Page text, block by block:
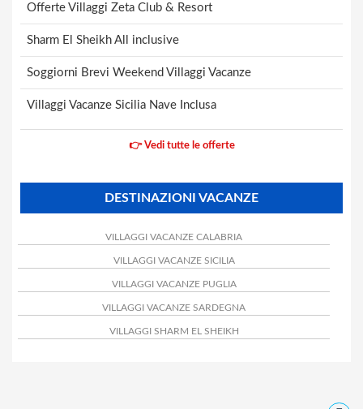
Offerte Villaggi Zeta Club & Resort
Sharm El Sheikh All inclusive
Soggiorni Brevi Weekend Villaggi Vacanze
Villaggi Vacanze Sicilia Nave Inclusa
👉 Vedi tutte le offerte
DESTINAZIONI VACANZE
VILLAGGI VACANZE CALABRIA
VILLAGGI VACANZE SICILIA
VILLAGGI VACANZE PUGLIA
VILLAGGI VACANZE SARDEGNA
VILLAGGI SHARM EL SHEIKH